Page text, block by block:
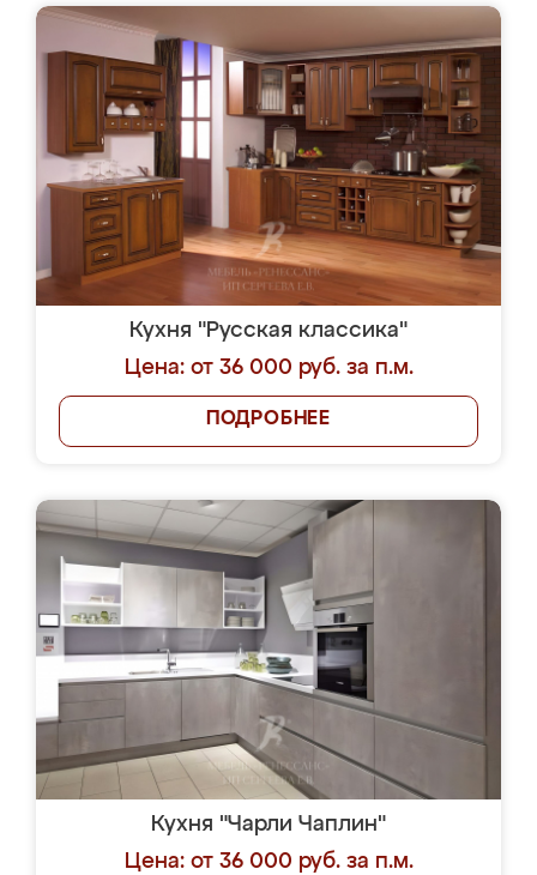
Кухня "Русская классика"
Цена: от 36 000 руб. за п.м.
ПОДРОБНЕЕ
Кухня "Чарли Чаплин"
Цена: от 36 000 руб. за п.м.